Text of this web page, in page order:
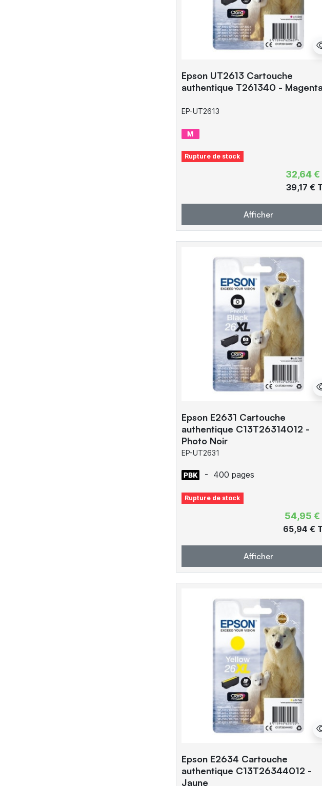
Epson UT2613 Cartouche
authentique T261340 -
EP-UT2613
Rupture de stock
32,64 €
39,17 €
Afficher
Epson E2631 Cartouche
authentique C13T26314012 -
Photo Noir
EP-UT2631
- 400 pages
Rupture de stock
54,95 €
65,94 €
Afficher
Epson E2634 Cartouche
authentique C13T26344012 -
Jaune